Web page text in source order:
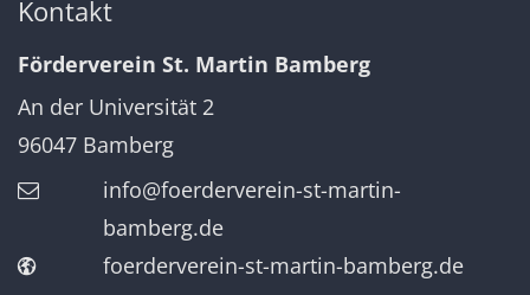
Kontakt
Förderverein St. Martin Bamberg
An der Universität 2
96047 Bamberg
info@foerderverein-st-martin-
bamberg.de
foerderverein-st-martin-bamberg.de